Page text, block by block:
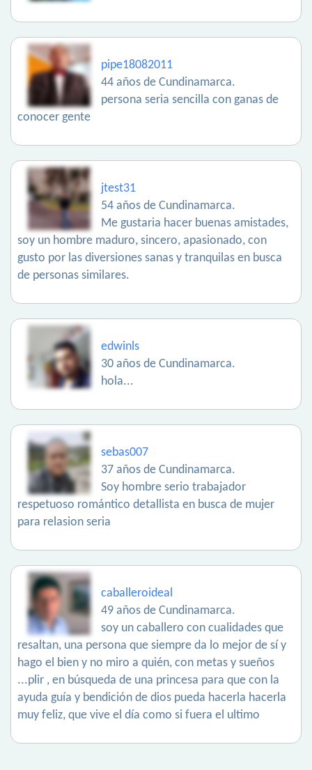
pipe18082011
44 años de Cundinamarca.
persona seria sencilla con ganas de
conocer gente
jtest31
54 años de Cundinamarca.
Me gustaria hacer buenas amistades,
soy un hombre maduro, sincero, apasionado, con
gusto por las diversiones sanas y tranquilas en busca
de personas similares.
edwinls
30 años de Cundinamarca.
hola...
sebas007
37 años de Cundinamarca.
Soy hombre serio trabajador
respetuoso romántico detallista en busca de mujer
para relasion seria
caballeroideal
49 años de Cundinamarca.
soy un caballero con cualidades que
resaltan, una persona que siempre da lo mejor de sí y
hago el bien y no miro a quién, con metas y sueños
...plir , en búsqueda de una princesa para que con la
ayuda guía y bendición de dios pueda hacerla hacerla
muy feliz, que vive el día como si fuera el ultimo